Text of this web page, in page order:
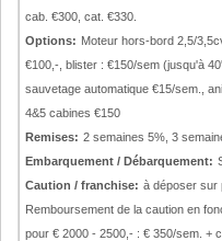
cab. €300, cat. €330.
Options: Moteur hors-bord 2,5/
€100,-, blister : €150/sem (jusqu'à
sauvetage automatique €15/sem.,
4&5 cabines €150
Remises: 2 semaines 5%, 3
Embarquement / Débarquement:
Caution / franchise: à déposer sur
Remboursement de la caution en
pour € 2000 - 2500,- : € 350/sem. +